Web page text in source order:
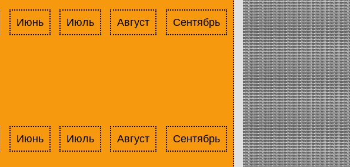
Июнь Июль Август Сентябрь
Июнь Июль Август Сентябрь